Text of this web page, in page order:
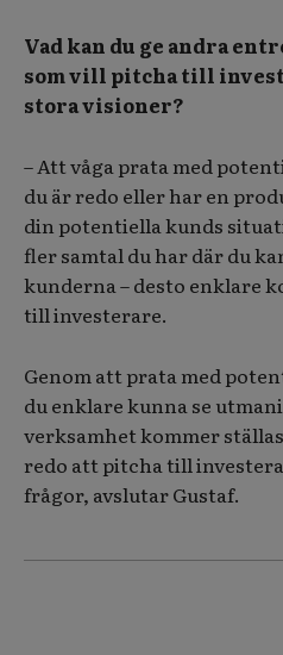
Vad kan du ge andra
som vill pitcha till
stora visioner?
– Att våga prata med
du är redo eller har en
din potentiella kunds
fler samtal du har där du
kunderna – desto enklare
till investerare.
Genom att prata med
du enklare kunna se
verksamhet kommer
redo att pitcha till
frågor, avslutar Gustaf.